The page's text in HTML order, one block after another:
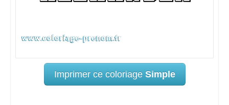
Imprimer ce coloriage Simple